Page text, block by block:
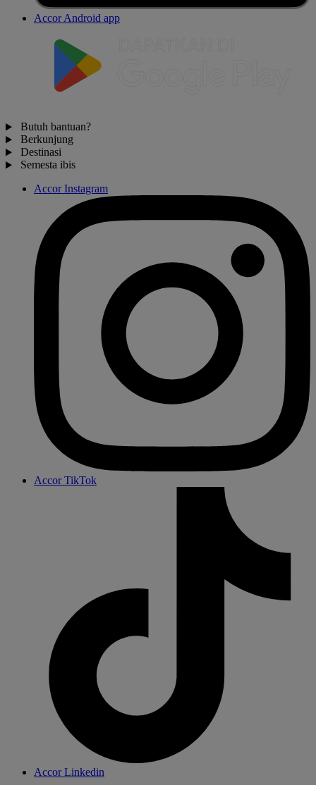
Accor Android app
Butuh bantuan?
Berkunjung
Destinasi
Semesta ibis
Accor Instagram
Accor TikTok
Accor Linkedin